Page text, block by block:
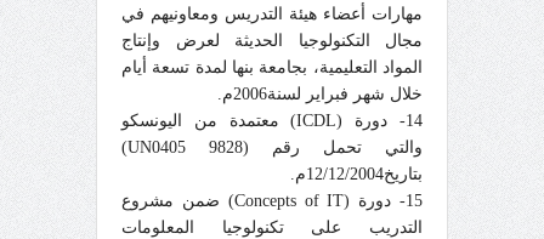
مهارات أعضاء هيئة التدريس ومعاونيهم في
مجال التكنولوجيا الحديثة لعرض وإنتاج
المواد التعليمية، بجامعة بنها لمدة تسعة أيام
خلال شهر فبراير لسنة2006م.
14- دورة (ICDL) معتمدة من اليونسكو
والتي تحمل رقم (UN0405 9828)
بتاريخ12/12/2004م.
15- دورة (Concepts of IT) ضمن مشروع
التدريب على تكنولوجيا المعلومات